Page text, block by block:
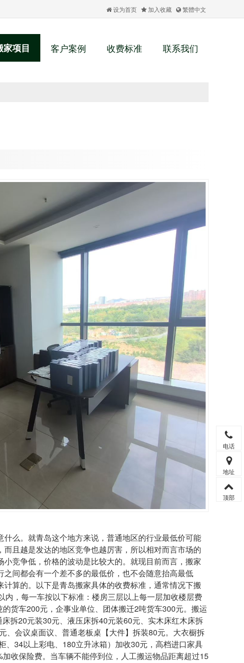
设为首页 加入收藏 繁體中文
联系我们
收费标准
客户案例
家项目
什么。就青岛这个地方来说，普通地区的行业最低价可能
且越是发达的地区竞争也越厉害，所以相对而言市场的
竞争低，价格的波动是比较大的。就现目前而言，搬家
间都会有一个差不多的最低价，也不会随意抬高最低
算的。以下是青岛搬家具体的收费标准，通常情况下搬
，每一车按以下标准：楼房三层以上每一层加收楼层费
货车200元，企事业单位、团体搬迁2吨货车300元。搬运
拆20元装30元、液压床拆40元装60元、实木床红木床拆
会议桌面议、普通老板桌【大件】拆装80元。大衣橱拆
34以上彩电、180立升冰箱）加收30元，高档进口家具
收保险费。当车辆不能停到位，人工搬运物品距离超过15
电话
地址
顶部